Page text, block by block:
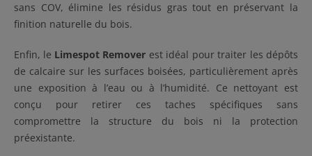
sans COV, élimine les résidus gras tout en préservant la
finition naturelle du bois.
Enfin, le Limespot Remover est idéal pour traiter les dépôts
de calcaire sur les surfaces boisées, particulièrement après
une exposition à l’eau ou à l’humidité. Ce nettoyant est
conçu pour retirer ces taches spécifiques sans
compromettre la structure du bois ni la protection
préexistante.